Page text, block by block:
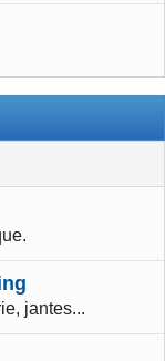
jantes...